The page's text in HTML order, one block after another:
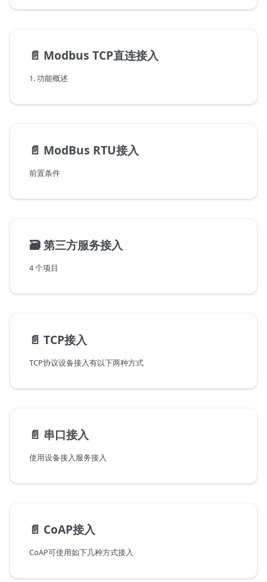
📄️ Modbus TCP直连接入
1. 功能概述
📄️ ModBus RTU接入
前置条件
🗃️第三方服务接入
4 个项目
📄️ TCP接入
TCP协议设备接入有以下两种方式
📄️ 串口接入
使用设备接入服务接入
📄️ CoAP接入
CoAP可使用如下几种方式接入